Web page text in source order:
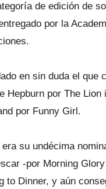
de edición de
por la
en sin duda el que
Hepburn por The Lion
por Funny Girl.
era su undécima
-por Morning
to Dinner, y aún